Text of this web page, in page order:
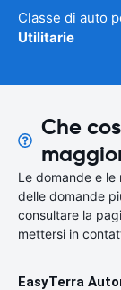
Classe di auto
Utilitarie
Che
Le domande e le
delle domande
consultare la
mettersi in
EasyTerra